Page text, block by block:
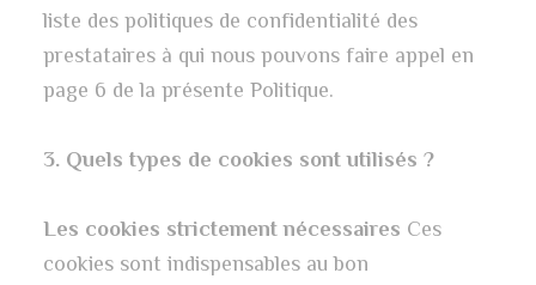
liste des politiques de confidentialité des
prestataires à qui nous pouvons faire appel en
page 6 de la présente Politique.
3. Quels types de cookies sont utilisés ?
Les cookies strictement nécessaires Ces
cookies sont indispensables au bon